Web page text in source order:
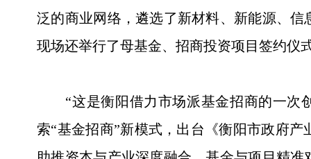
泛的商业网络，遴选了新材料、新能源、
现场还举行了母基金、招商投资项目签约仪
“这是衡阳借力市场派基金招商的一次创
索“基金招商”新模式，出台《衡阳市政府